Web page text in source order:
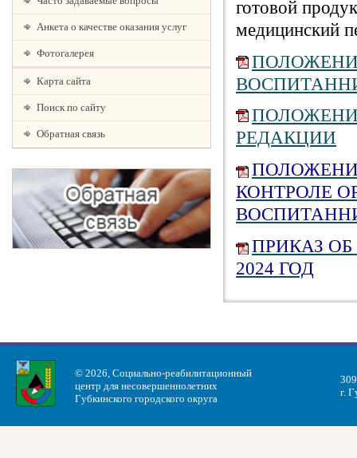
Анкета о качестве оказания услуг
Фотогалерея
Карта сайта
Поиск по сайту
Обратная связь
готовой
медицинский
РЕДАКЦИИ
КОНТРОЛЕ
ПРИКАЗ
2024 ГОД
© 2026, Социально-реабилитационный
центр для несовершеннолетних
Губкинского городского округа
г.